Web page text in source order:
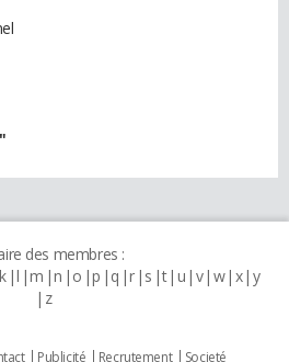
des membres :
k l m n o p q r s t u v w x y
z
Publicité Recrutement Societé